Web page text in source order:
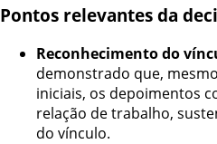
Pontos relevantes da
Reconhecimento do
demonstrado que,
iniciais, os depoimentos
relação de trabalho,
do vínculo.